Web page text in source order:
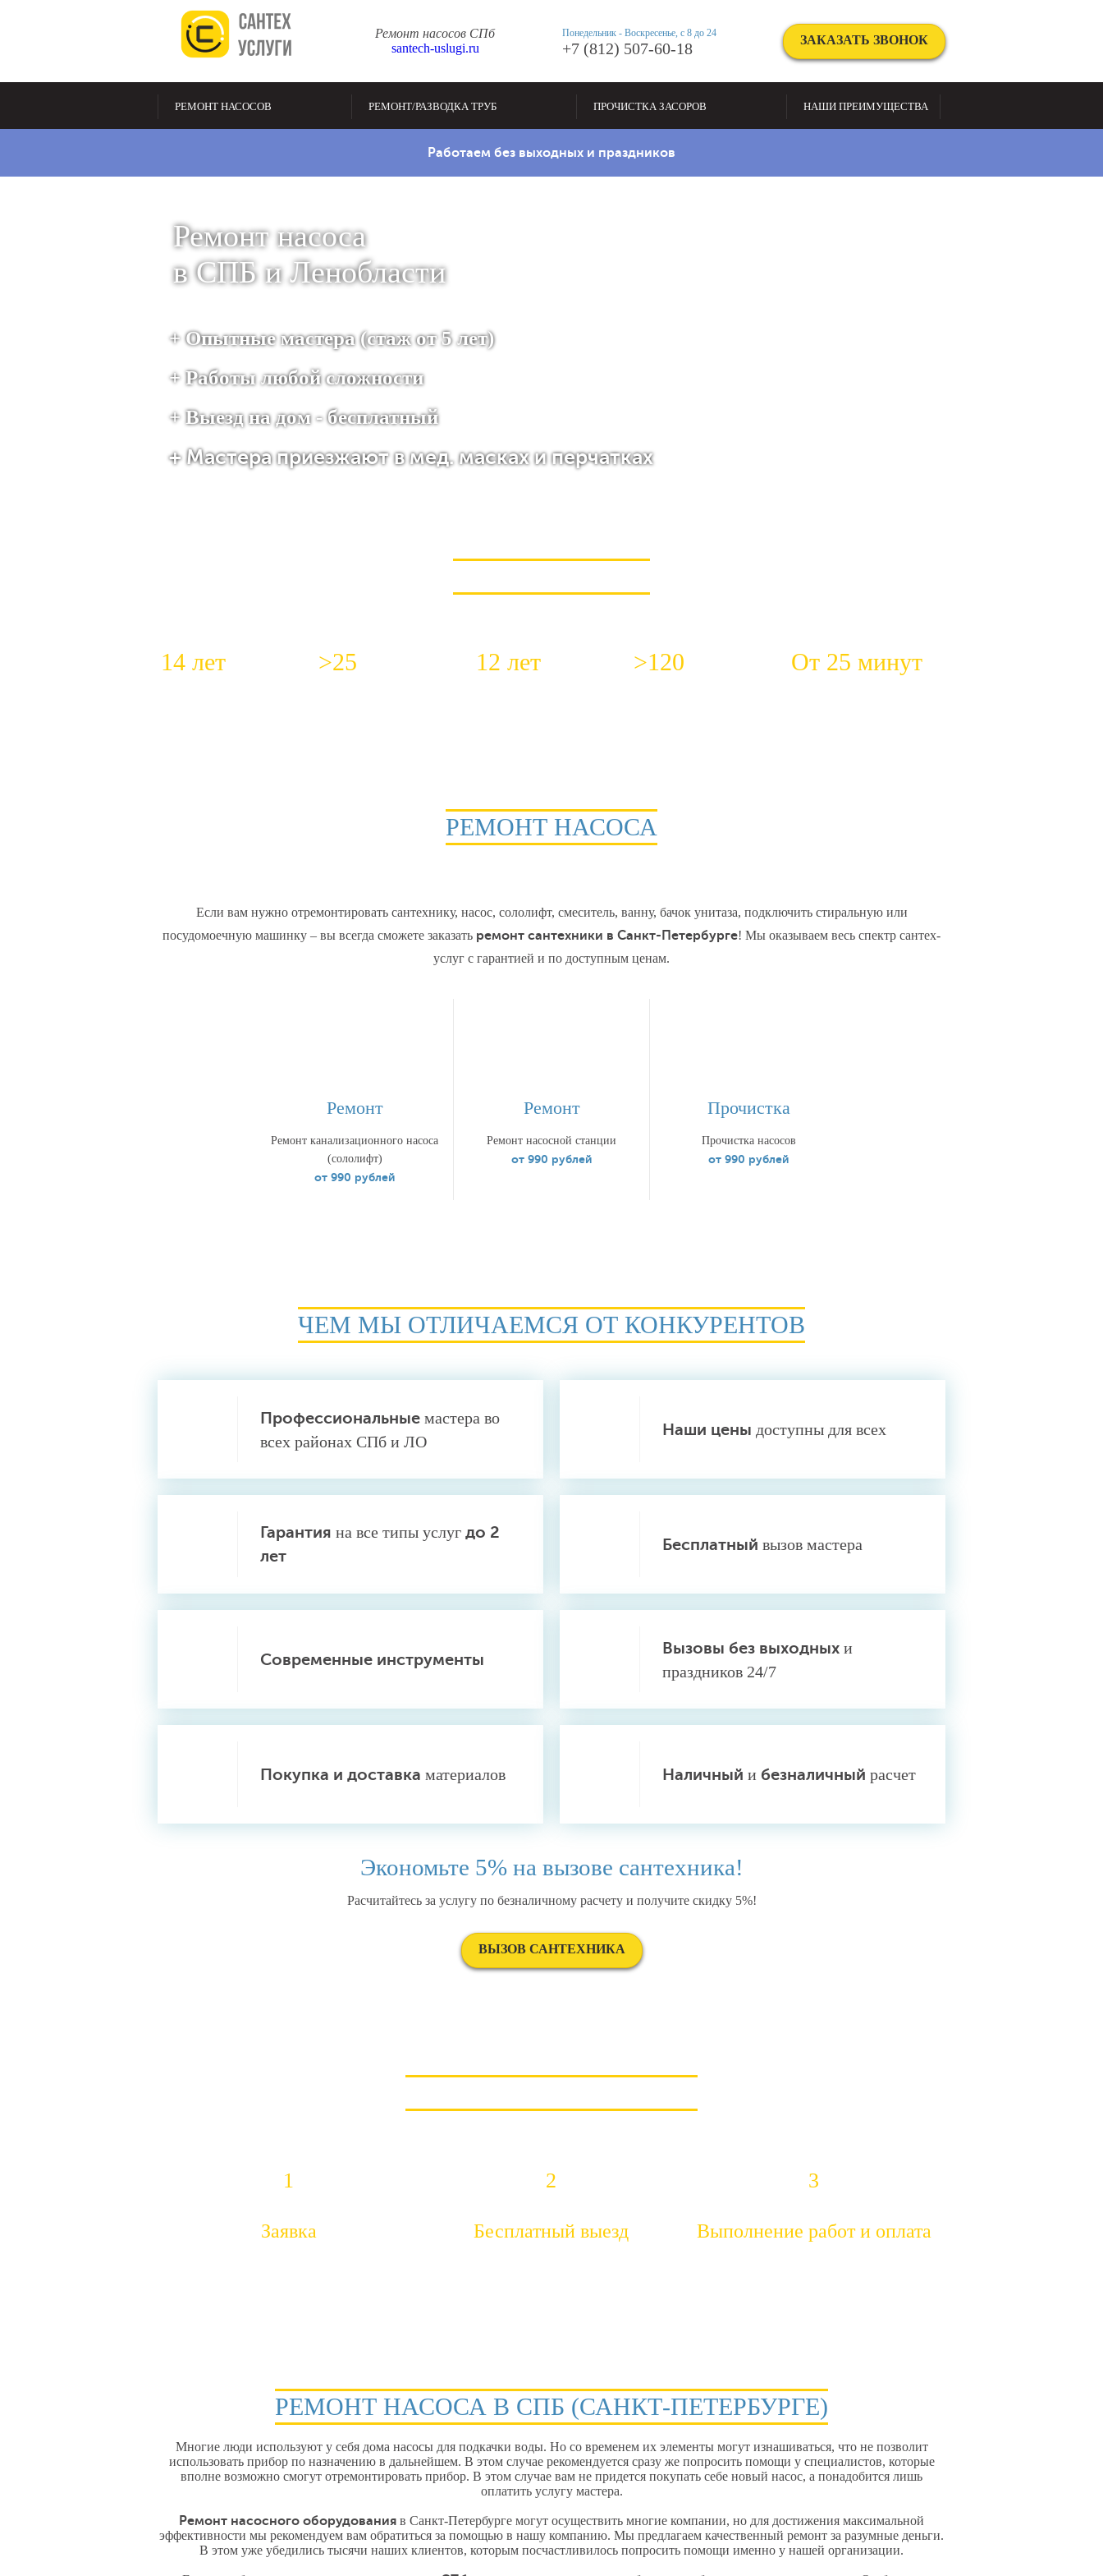
Работаем без выходных и праздников
Ремонт насосов СПб
santech-uslugi.ru
Понедельник - Воскресенье, с 8 до 24
+7 (812) 507-60-18 ЗАКАЗАТЬ ЗВОНОК
РЕМОНТ НАСОСОВ РЕМОНТ/РАЗВОДКА ТРУБ ПРОЧИСТКА ЗАСОРОВ НАШИ ПРЕИМУЩЕСТВА
Ремонт насоса
в СПБ и Ленобласти
+ Опытные мастера (стаж от 5 лет)
+ Работы любой сложности
+ Выезд на дом - бесплатный
+ Мастера приезжают в мед. масках и перчатках
14 лет >25 12 лет >120 От 25 минут
РЕМОНТ НАСОСА
Если вам нужно отремонтировать сантехнику, насос, сололифт, смеситель, ванну, бачок унитаза, подключить стиральную или
посудомоечную машинку – вы всегда сможете заказать ремонт сантехники в Санкт-Петербурге! Мы оказываем весь спектр сантех-
услуг c гарантией и по доступным ценам.
Ремонт
Ремонт канализационного насоса
(сололифт)
от 990 рублей
Ремонт
Ремонт насосной станции
от 990 рублей
Прочистка
Прочистка насосов
от 990 рублей
ЧЕМ МЫ ОТЛИЧАЕМСЯ ОТ КОНКУРЕНТОВ
Профессиональные мастера во
всех районах СПб и ЛО
Наши цены доступны для всех
Гарантия на все типы услуг до 2
лет
Бесплатный вызов мастера
Современные инструменты
Вызовы без выходныхи
праздников 24/7
Покупка и доставка материалов Наличный и безналичный расчет
Экономьте 5% на вызове сантехника!
Расчитайтесь за услугу по безналичному расчету и получите скидку 5%!
ВЫЗОВ САНТЕХНИКА
1
Заявка
2
Бесплатный выезд
3
Выполнение работ и оплата
РЕМОНТ НАСОСА В СПБ (САНКТ-ПЕТЕРБУРГЕ)
Многие люди используют у себя дома насосы для подкачки воды. Но со временем их элементы могут изнашиваться, что не позволит
использовать прибор по назначению в дальнейшем. В этом случае рекомендуется сразу же попросить помощи у специалистов, которые
вполне возможно смогут отремонтировать прибор. В этом случае вам не придется покупать себе новый насос, а понадобится лишь
оплатить услугу мастера.
Ремонт насосного оборудования в Санкт-Петербурге могут осуществить многие компании, но для достижения максимальной
эффективности мы рекомендуем вам обратиться за помощью в нашу компанию. Мы предлагаем качественный ремонт за разумные деньги.
В этом уже убедились тысячи наших клиентов, которым посчастливилось попросить помощи именно у нашей организации.